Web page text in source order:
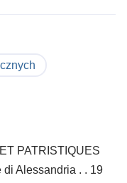
PATRISTIQUES
Alessandria . . 19